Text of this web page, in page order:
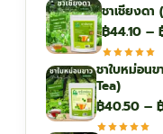
ชาเชียงดา
฿44.10 –
ชาใบหม่อน
Tea)
฿40.50 –